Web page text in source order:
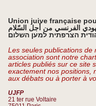
Union juive française
الفرنسي من أجل السّلام
הצרפתית למען השלום
Les seules publications
association sont notre
articles publiés sur ce site
exactement nos positions,
aux débats ou à porter à
UJFP
21 ter rue Voltaire